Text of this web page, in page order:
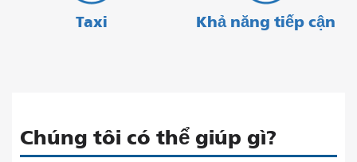
Taxi Khả năng tiếp cận
Chúng tôi có thể giúp gì?